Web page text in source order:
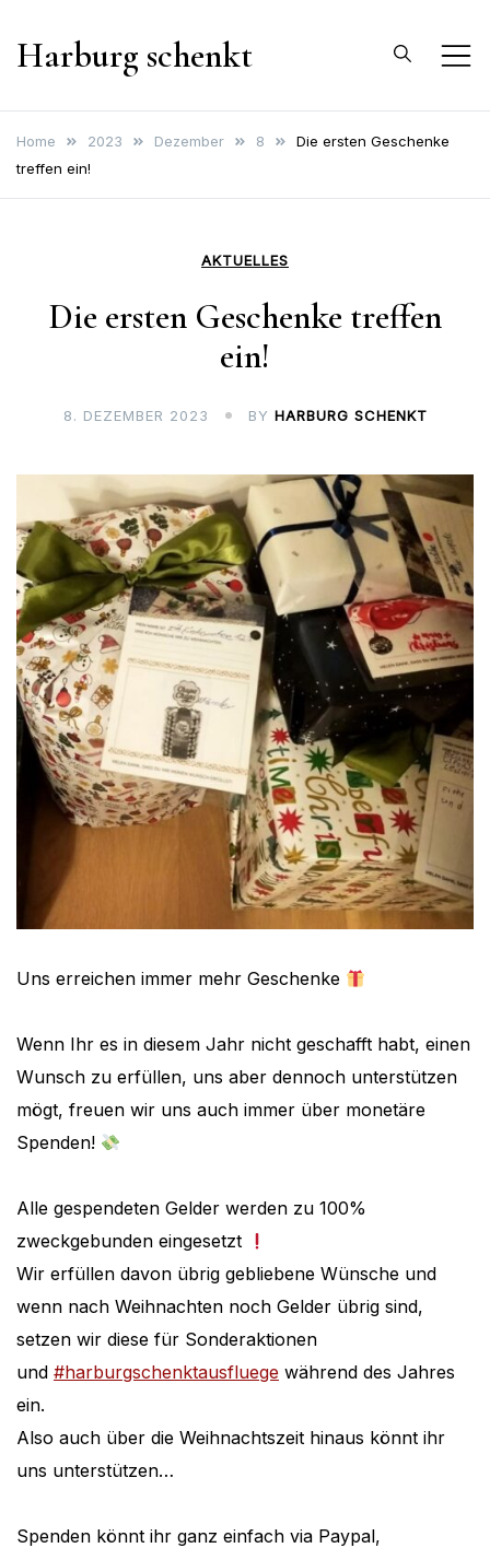
Harburg schenkt
Home 2023 Dezember 8
Die ersten Geschenke
treffen ein!
AKTUELLES
Die ersten Geschenke treffen
ein!
8. DEZEMBER 2023 BY HARBURG SCHENKT
Uns erreichen immer mehr Geschenke
Wenn Ihr es in diesem Jahr nicht geschafft habt, einen
Wunsch zu erfüllen, uns aber dennoch unterstützen
mögt, freuen wir uns auch immer über monetäre
Spenden!
Alle gespendeten Gelder werden zu 100%
zweckgebunden eingesetzt
Wir erfüllen davon übrig gebliebene Wünsche und
wenn nach Weihnachten noch Gelder übrig sind,
setzen wir diese für Sonderaktionen
und #harburgschenktausfluege während des Jahres
ein.
Also auch über die Weihnachtszeit hinaus könnt ihr
uns unterstützen…
Spenden könnt ihr ganz einfach via Paypal,